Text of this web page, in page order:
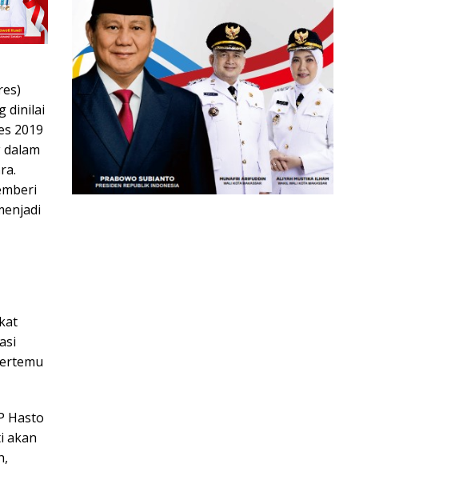
dinilai
2019
Hasto
akan